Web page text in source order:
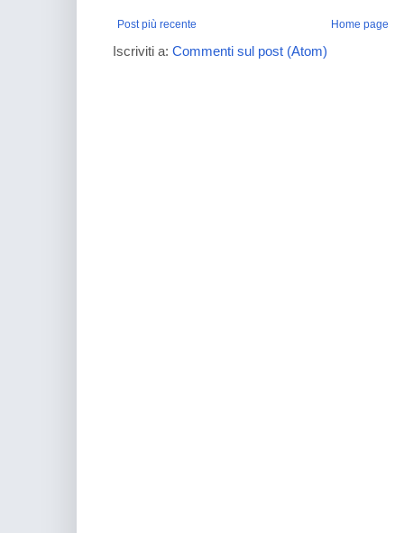
Post più recente Home page
Iscriviti a: Commenti sul post (Atom)